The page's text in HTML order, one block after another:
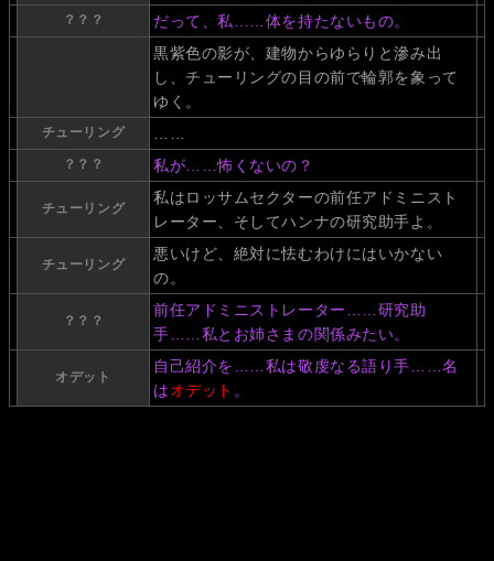
？？？
だって、私……体を持たないもの。
黒紫色の影が、建物からゆらりと滲み出
し、チューリングの目の前で輪郭を象って
ゆく。
チューリング ……
？？？ 私が……怖くないの？
チューリング
私はロッサムセクターの前任アドミニスト
レーター、そしてハンナの研究助手よ。
チューリング
悪いけど、絶対に怯むわけにはいかない
の。
？？？
前任アドミニストレーター……研究助
手……私とお姉さまの関係みたい。
オデット
自己紹介を……私は敬虔なる語り手……名
はオデット 。